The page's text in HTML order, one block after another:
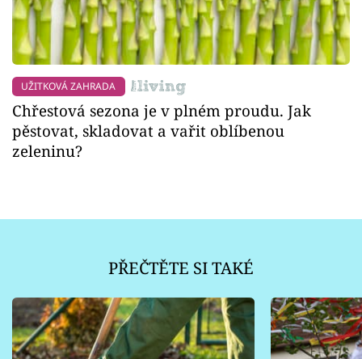
UŽITKOVÁ ZAHRADA
Chřestová sezona je v plném proudu. Jak
pěstovat, skladovat a vařit oblíbenou
zeleninu?
PŘEČTĚTE SI TAKÉ